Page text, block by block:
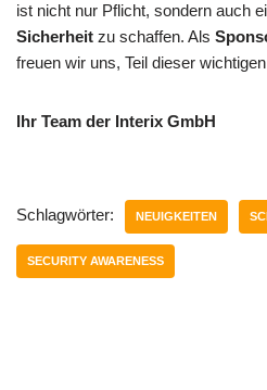
ist nicht nur Pflicht, sondern auch
Sicherheit zu schaffen. Als
freuen wir uns, Teil dieser
Ihr Team der Interix GmbH
Schlagwörter: NEUIGKEITEN
SECURITY AWARENESS